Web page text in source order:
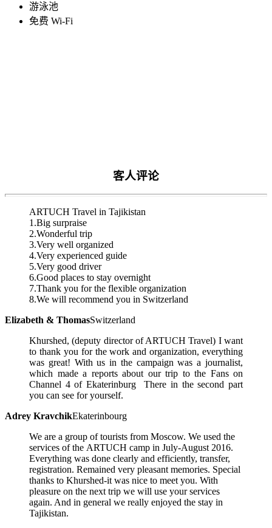
游泳池
免费 Wi-Fi
客人评论
ARTUCH Travel in Tajikistan
1.Big surpraise
2.Wonderful trip
3.Very well organized
4.Very experienced guide
5.Very good driver
6.Good places to stay overnight
7.Thank you for the flexible organization
8.We will recommend you in Switzerland
Elizabeth & ThomasSwitzerland
Khurshed, (deputy director of ARTUCH Travel) I want
to thank you for the work and organization, everything
was great! With us in the campaign was a journalist,
which made a reports about our trip to the Fans on
Channel 4 of Ekaterinburg There in the second part
you can see for yourself.
Adrey KravchikEkaterinbourg
We are a group of tourists from Moscow. We used the
services of the ARTUCH camp in July-August 2016.
Everything was done clearly and efficiently, transfer,
registration. Remained very pleasant memories. Special
thanks to Khurshed-it was nice to meet you. With
pleasure on the next trip we will use your services
again. And in general we really enjoyed the stay in
Tajikistan.